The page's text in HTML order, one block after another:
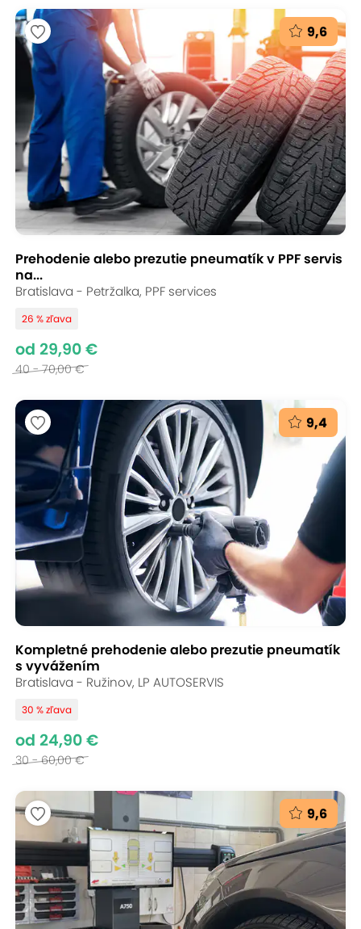
9,6
Prehodenie alebo prezutie pneumatík v PPF servis
na...
Bratislava - Petržalka, PPF services
26 % zľava
od 29,90 €
40 - 70,00 €
9,4
Kompletné prehodenie alebo prezutie pneumatík
s vyvážením
Bratislava - Ružinov, LP AUTOSERVIS
30 % zľava
od 24,90 €
30 - 60,00 €
9,6